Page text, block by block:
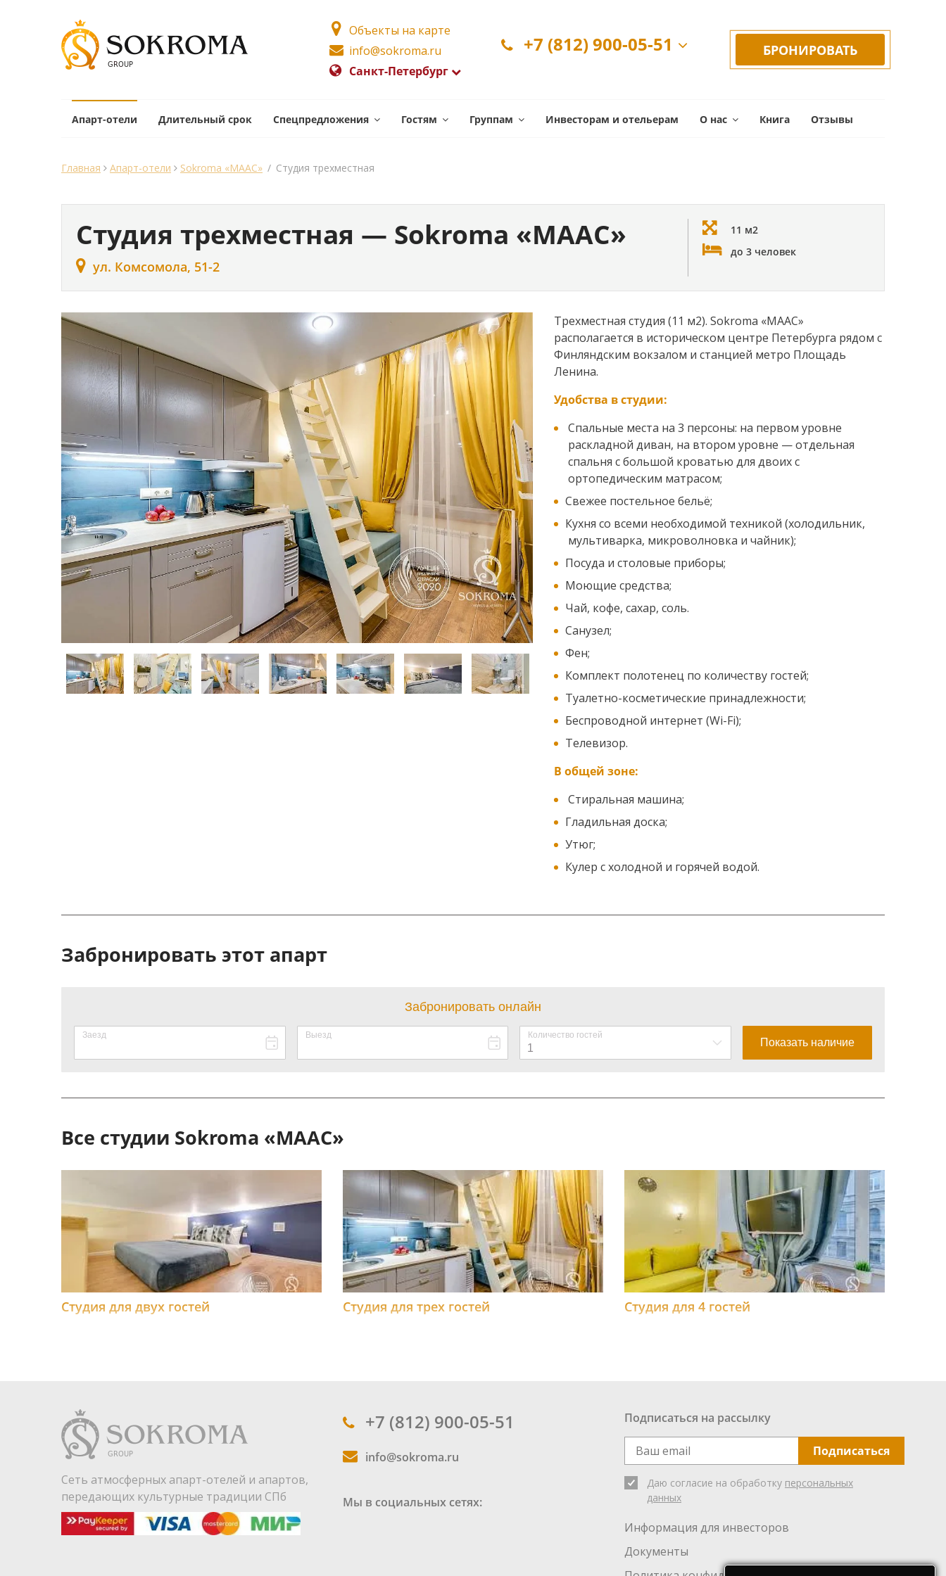
Объекты на карте
info@sokroma.ru
Санкт-Петербург
+7 (812) 900-05-51 БРОНИРОВАТЬ
Апарт-отели Длительный срок Спецпредложения Гостям Группам Инвесторам и отельерам О нас Книга Отзывы
Главная Апарт-отели Sokroma «MAAС» / Студия трехместная
Студия трехместная — Sokroma «MAAС»
ул. Комсомола, 51-2
11 м2
до 3 человек
Трехместная студия (11 м2). Sokroma «MAAС»
располагается в историческом центре Петербурга рядом с
Финляндским вокзалом и станцией метро Площадь
Ленина.
Удобства в студии:
Спальные места на 3 персоны: на первом уровне
раскладной диван, на втором уровне — отдельная
спальня с большой кроватью для двоих с
ортопедическим матрасом;
Свежее постельное бельё;
Кухня со всеми необходимой техникой (холодильник,
мультиварка, микроволновка и чайник);
Посуда и столовые приборы;
Моющие средства;
Чай, кофе, сахар, соль.
Санузел;
Фен;
Комплект полотенец по количеству гостей;
Туалетно-косметические принадлежности;
Беспроводной интернет (Wi-Fi);
Телевизор.
В общей зоне:
Стиральная машина;
Гладильная доска;
Утюг;
Кулер с холодной и горячей водой.
Забронировать этот апарт
Все студии Sokroma «MAAС»
Студия для двух гостей Студия для трех гостей Студия для 4 гостей
Сеть атмосферных апарт-отелей и апартов,
передающих культурные традиции СПб
+7 (812) 900-05-51
info@sokroma.ru
Мы в социальных сетях:
Подписаться на рассылку
Подписаться
Даю согласие на обработку персональных
данных
Информация для инвесторов
Документы